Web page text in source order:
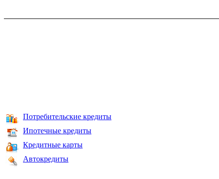
Потребительские кредиты
Ипотечные кредиты
Кредитные карты
Автокредиты